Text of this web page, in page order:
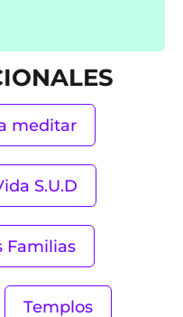
meditar
S.U.D
Familias
Templos